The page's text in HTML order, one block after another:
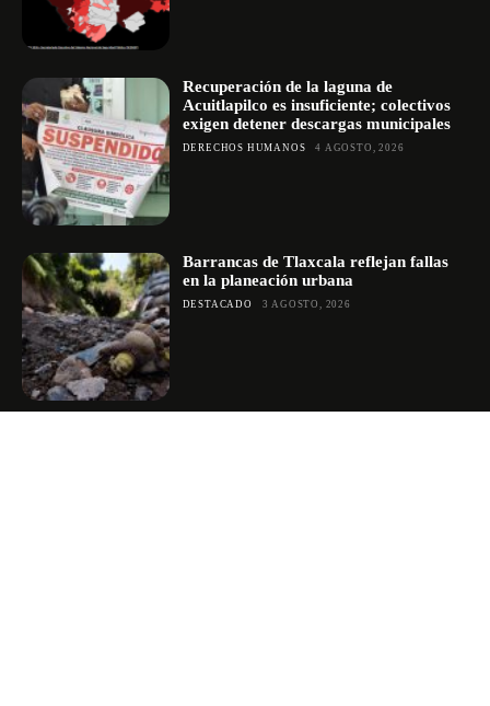
Recuperación de la laguna de
Acuitlapilco es insuficiente; colectivos
exigen detener descargas municipales
DERECHOS HUMANOS 4 AGOSTO, 2026
Barrancas de Tlaxcala reflejan fallas
en la planeación urbana
DESTACADO 3 AGOSTO, 2026